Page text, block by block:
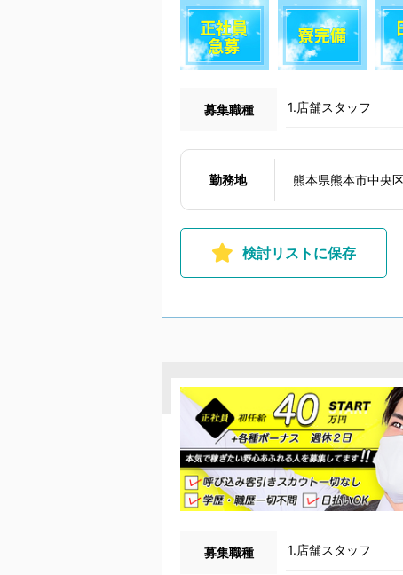
募集職種 1.店舗スタッフ
勤務地 熊本県熊本市中央
検討リストに保存
募集職種 1.店舗スタッフ